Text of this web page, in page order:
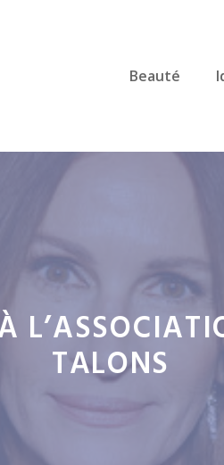
Beauté
TALONS